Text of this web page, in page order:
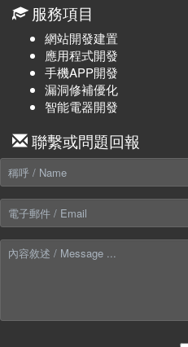
服務項目
網站開發建置
應用程式開發
手機APP開發
漏洞修補優化
智能電器開發
聯繫或問題回報